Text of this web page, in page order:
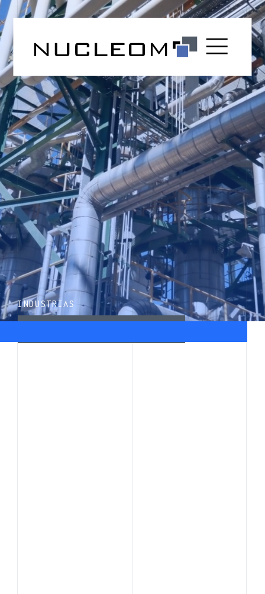
INDUSTRIAS
Petroquímica